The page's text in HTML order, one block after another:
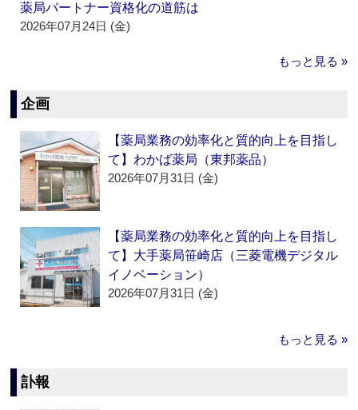
薬局パートナー資格化の道筋は
2026年07月24日 (金)
もっと見る »
企画
【薬局業務の効率化と質的向上を目指し
て】わかば薬局（東邦薬品）
2026年07月31日 (金)
【薬局業務の効率化と質的向上を目指し
て】大手薬局笹崎店（三菱電機デジタル
イノベーション）
2026年07月31日 (金)
もっと見る »
訃報